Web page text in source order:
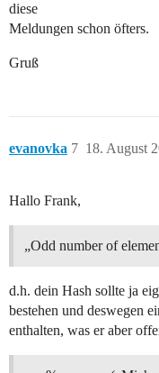
diese
Meldungen schon öfters.
Gruß
evanovka 18. August
7
Hallo Frank,
„Odd number of
d.h. dein Hash sollte ja
bestehen und deswegen
enthalten, was er aber